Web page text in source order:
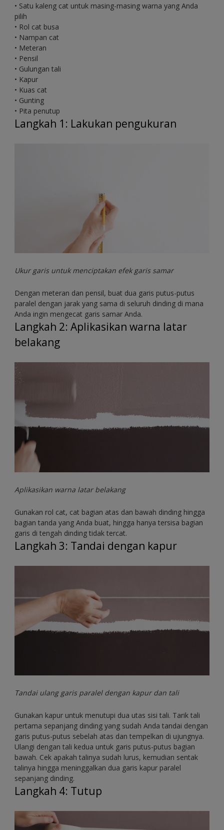
• Satu kaleng cat untuk masing-masing warna yang Anda
pilih
• Rol cat busa
• Nampan cat
• Meteran
• Pensil
• Gulungan tali
• Kapur
• Kuas cat
• Gunting
• Pita penutup
Langkah 1: Lakukan pengukuran
Ukur garis untuk menciptakan efek garis samar
Dengan meteran dan pensil, buat dua garis putus-putus
paralel dengan jarak yang sama di seluruh dinding di mana
Anda ingin mengecat garis samar Anda.
Langkah 2: Aplikasikan warna latar
belakang
Aplikasikan warna latar belakang
Gunakan rol cat, cat bagian atas dan bawah dinding hingga
bagian tanda yang Anda buat, hingga hanya tersisa bagian
garis di tengah dinding tidak tercat.
Langkah 3: Tandai dengan kapur
Tandai ulang garis paralel dengan kapur dan tali
Gunakan kapur untuk menutupi dua utas sisi tali. Tarik tali
pertama sepanjang dinding yang sudah Anda tandai dengan
garis putus-putus sebelah atas dan tempelkan di ujungnya.
Ulangi dengan tali kedua untuk garis putus-putus bagian
bawah. Cek apakah talinya sudah lurus, kemudian sentak
talinya hingga meninggalkan dua garis kapur paralel
sepanjang dinding.
Langkah 4: Tutup